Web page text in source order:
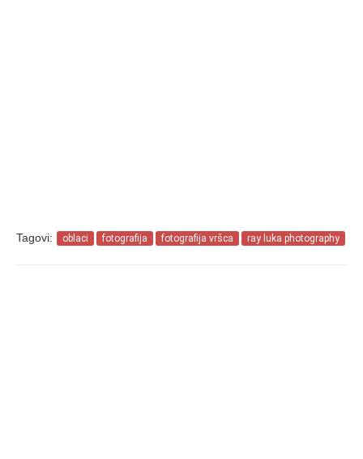
Tagovi: oblaci fotografija fotografija vršca ray luka photography